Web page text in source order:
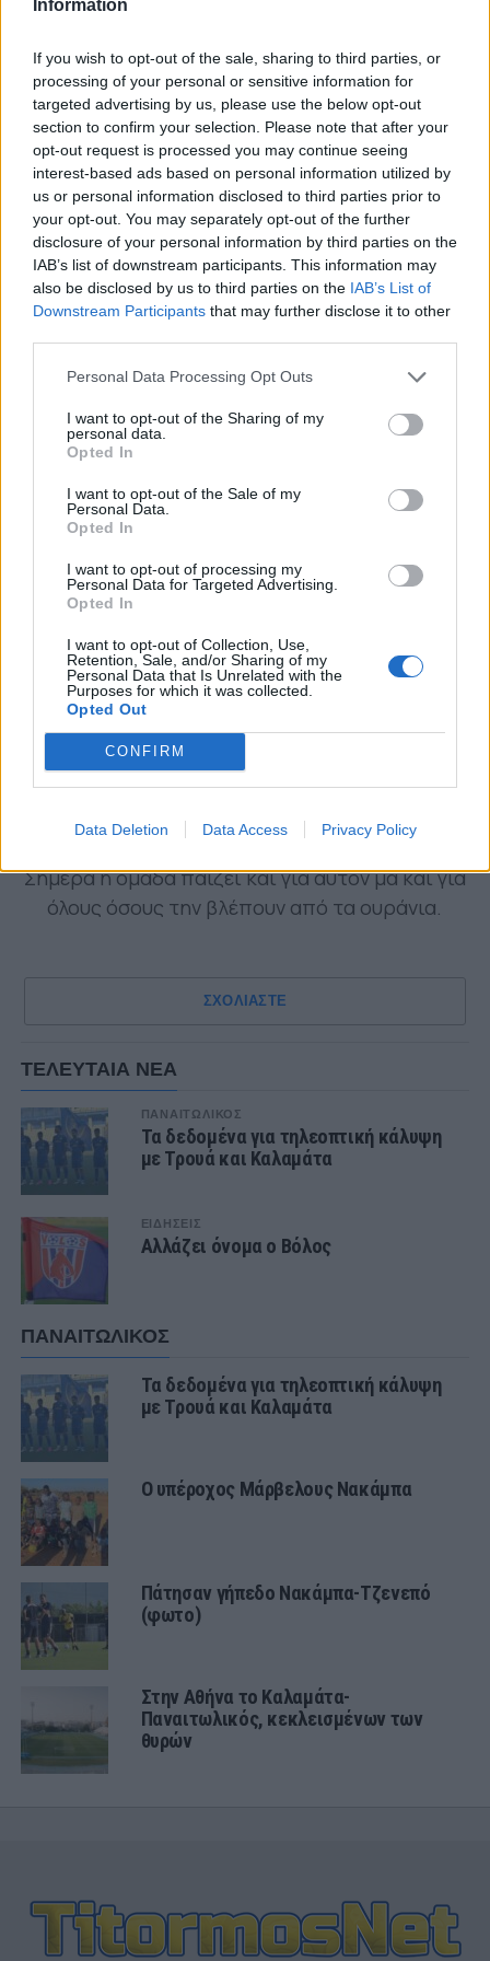
Information
If you wish to opt-out of the sale, sharing to third parties, or
processing of your personal or sensitive information for
targeted advertising by us, please use the below opt-out
section to confirm your selection. Please note that after your
opt-out request is processed you may continue seeing
interest-based ads based on personal information utilized by
us or personal information disclosed to third parties prior to
your opt-out. You may separately opt-out of the further
disclosure of your personal information by third parties on the
IAB’s list of downstream participants. This information may
also be disclosed by us to third parties on the IAB’s List of
Downstream Participants that may further disclose it to other
Personal Data Processing Opt Outs
I want to opt-out of the Sharing of my
personal data.
Opted In
I want to opt-out of the Sale of my
Personal Data.
Opted In
I want to opt-out of processing my
Personal Data for Targeted Advertising.
Opted In
I want to opt-out of Collection, Use,
Retention, Sale, and/or Sharing of my
Personal Data that Is Unrelated with the
Purposes for which it was collected.
Opted Out
CONFIRM
Data Deletion Data Access Privacy Policy
Ο θάνατος του Γιώργου Σταθόπουλου, σε
ηλικία μόλις 41 ετών σκόρπισε τη θλίψη στο
Σήμερα η ομάδα παίζει και για αυτόν μα και για
όλους όσους την βλέπουν από τα ουράνια.
ΣΧΟΛΙΑΣΤΕ
ΤΕΛΕΥΤΑΙΑ ΝΕΑ
ΠΑΝΑΙΤΩΛΙΚΟΣ
Τα δεδομένα για τηλεοπτική κάλυψη
με Τρουά και Καλαμάτα
ΕΙΔΗΣΕΙΣ
Αλλάζει όνομα ο Βόλος
ΠΑΝΑΙΤΩΛΙΚΟΣ
Τα δεδομένα για τηλεοπτική κάλυψη
με Τρουά και Καλαμάτα
Ο υπέροχος Μάρβελους Νακάμπα
Πάτησαν γήπεδο Νακάμπα-Τζενεπό
(φωτο)
Στην Αθήνα το Καλαμάτα-
Παναιτωλικός, κεκλεισμένων των
θυρών